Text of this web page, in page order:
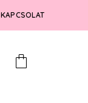
KAPCSOLAT